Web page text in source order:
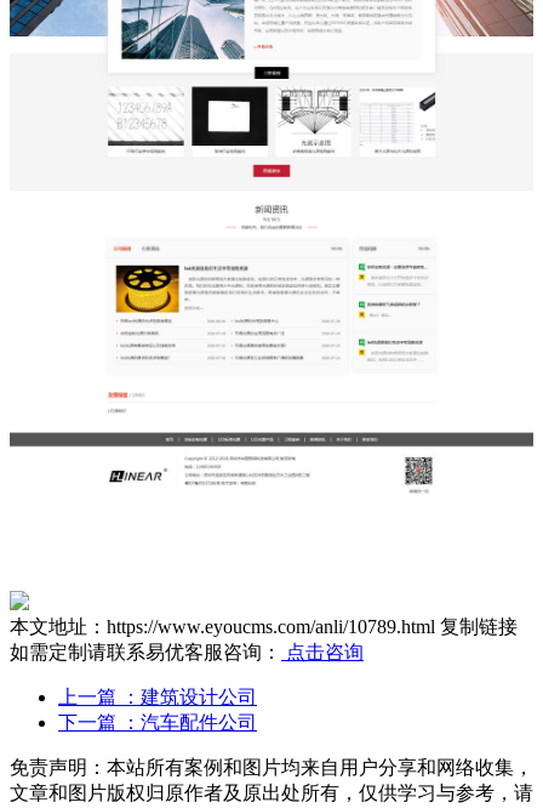
本文地址：https://www.eyoucms.com/anli/10789.html 复制链接
如需定制请联系易优客服咨询：
点击咨询
上一篇
：建筑设计公司
下一篇
：汽车配件公司
免责声明：本站所有案例和图片均来自用户分享和网络收集，
文章和图片版权归原作者及原出处所有，仅供学习与参考，请